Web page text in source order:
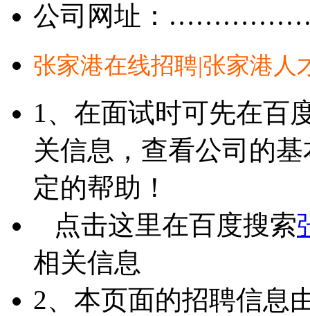
公司网址：
张家港在线招聘|张家港人
1、在面试时可先在百
关信息，查看公司的
定的帮助！
点击这里在百度搜索
相关信息
2、本页面的招聘信息